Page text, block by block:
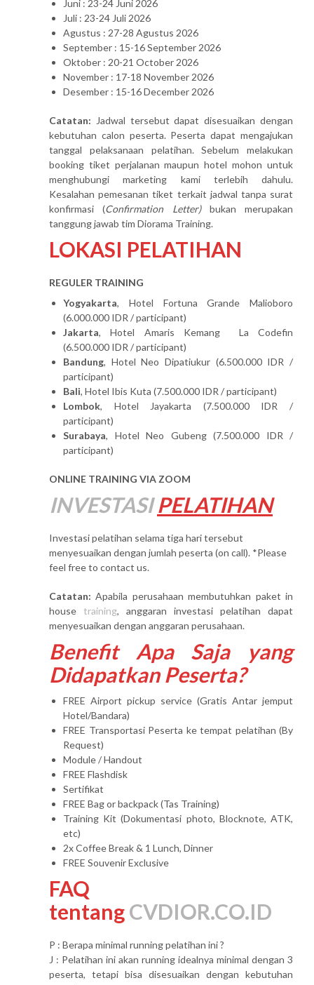
Juni : 23-24 Juni 2026
Juli : 23-24 Juli 2026
Agustus : 27-28 Agustus 2026
September : 15-16 September 2026
Oktober : 20-21 October 2026
November : 17-18 November 2026
Desember : 15-16 December 2026
Catatan: Jadwal tersebut dapat disesuaikan dengan
kebutuhan calon peserta. Peserta dapat mengajukan
tanggal pelaksanaan pelatihan. Sebelum melakukan
booking tiket perjalanan maupun hotel mohon untuk
menghubungi marketing kami terlebih dahulu.
Kesalahan pemesanan tiket terkait jadwal tanpa surat
konfirmasi (Confirmation Letter)bukan merupakan
tanggung jawab tim Diorama Training.
LOKASI PELATIHAN
REGULER TRAINING
Yogyakarta, Hotel Fortuna Grande Malioboro
(6.000.000 IDR / participant)
Jakarta, Hotel Amaris Kemang La Codefin
(6.500.000 IDR / participant)
Bandung, Hotel Neo Dipatiukur (6.500.000 IDR /
participant)
Bali, Hotel Ibis Kuta (7.500.000 IDR / participant)
Lombok, Hotel Jayakarta (7.500.000 IDR /
participant)
Surabaya, Hotel Neo Gubeng (7.500.000 IDR /
participant)
ONLINE TRAINING VIA ZOOM
INVESTASI PELATIHAN
Investasi pelatihan selama tiga hari tersebut
menyesuaikan dengan jumlah peserta (on call). *Please
feel free to contact us.
Catatan: Apabila perusahaan membutuhkan paket in
house training, anggaran investasi pelatihan dapat
menyesuaikan dengan anggaran perusahaan.
Benefit Apa Saja yang
Didapatkan Peserta?
FREE Airport pickup service (Gratis Antar jemput
Hotel/Bandara)
FREE Transportasi Peserta ke tempat pelatihan (By
Request)
Module / Handout
FREE Flashdisk
Sertifikat
FREE Bag or backpack (Tas Training)
Training Kit (Dokumentasi photo, Blocknote, ATK,
etc)
2x Coffee Break & 1 Lunch, Dinner
FREE Souvenir Exclusive
FAQ
tentangCVDIOR.CO.ID
P : Berapa minimal running pelatihan ini ?
J : Pelatihan ini akan running idealnya minimal dengan 3
peserta, tetapi bisa disesuaikan dengan kebutuhan